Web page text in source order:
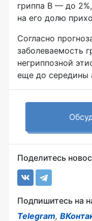
гриппа B — до
на его долю
Согласно
заболеваемость
негриппозной
еще до середины
Поделитесь
Подпишитесь на
Telegram,